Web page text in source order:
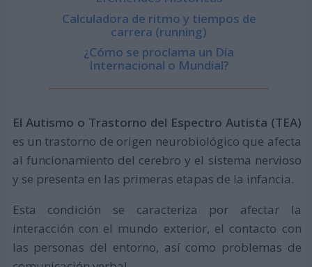
Calculadora de ritmo y tiempos de
carrera (running)
¿Cómo se proclama un Día
Internacional o Mundial?
El Autismo o Trastorno del Espectro Autista (TEA)
es un trastorno de origen neurobiológico que afecta
al funcionamiento del cerebro y el sistema nervioso
y se presenta en las primeras etapas de la infancia.
Esta condición se caracteriza por afectar la
interacción con el mundo exterior, el contacto con
las personas del entorno, así como problemas de